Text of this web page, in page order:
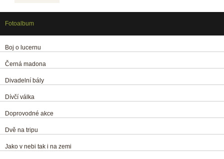
Fotoalbum
Boj o lucernu
Černá madona
Divadelní bály
Dívčí válka
Doprovodné akce
Dvě na tripu
Jako v nebi tak i na zemi